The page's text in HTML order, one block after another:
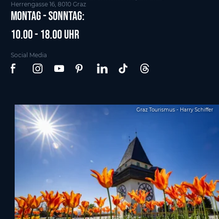
Herrengasse 16, 8010 Graz
Montag - Sonntag:
10.00 - 18.00 Uhr
Social Media
Graz Tourismus - Harry Schiffer